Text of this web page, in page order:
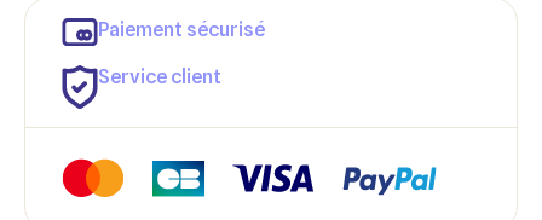
Paiement sécurisé
Service client
Ajouter à ma liste d'envies
Créer une nouvelle liste
Créer une liste d'envies
Nom de la liste d'envies
Connexion
Vous devez être connecté pour ajouter des produits à votre